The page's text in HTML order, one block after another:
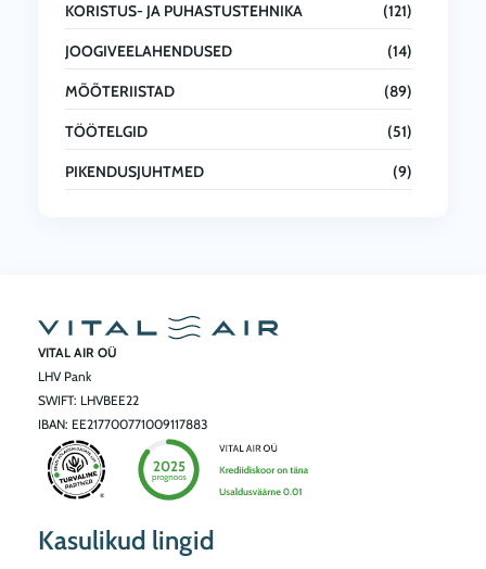
KORISTUS- JA PUHASTUSTEHNIKA (121)
JOOGIVEELAHENDUSED (14)
MÕÕTERIISTAD (89)
TÖÖTELGID (51)
PIKENDUSJUHTMED (9)
VITAL AIR OÜ
LHV Pank
SWIFT: LHVBEE22
IBAN: EE217700771009117883
Kasulikud lingid